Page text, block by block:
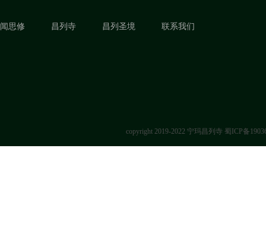
闻思修 昌列寺 昌列圣境 联系我们
copyright 2019-2022 宁玛昌列寺 蜀ICP备